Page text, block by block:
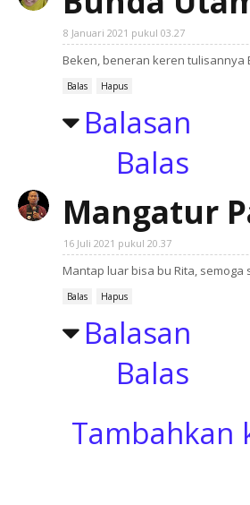
8 Januari 2021 pukul 03.27
Beken, beneran keren tulisannya
Balas Hapus
Balasan
Balas
Mangatur
16 Juli 2021 pukul 20.37
Mantap luar bisa bu Rita,
Balas Hapus
Balasan
Balas
Tambahkan